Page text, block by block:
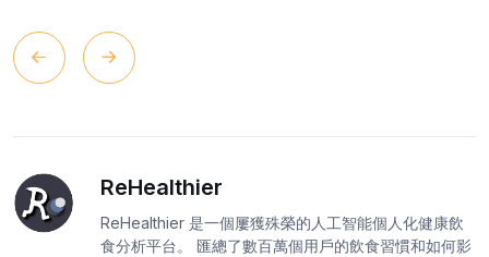
ReHealthier
ReHealthier 是一個屢獲殊榮的人工智能個人化健康飲
食分析平台。 匯總了數百萬個用戶的飲食習慣和如何影